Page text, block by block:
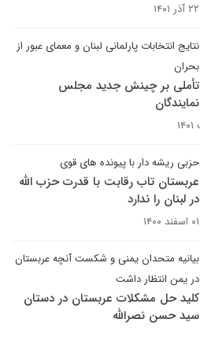
۲۲ آذر ۱۴۰۱
نتایج انتخابات پارلمانی لبنان و معمای عبور از
بحران
تأملی بر چینش جدید مجلس
نمایندگان
حزبی ریشه دار با پیونده های قوی
عربستان تاب رقابت با قدرت حزب الله
در لبنان را ندارد
۰۱ اسفند ۱۴۰۰
بیانیه متحدان یمنی و شکست آنچه عربستان
در یمن انتظار داشت
کلید حل مشکلات عربستان در دستان
سید حسن نصرالله